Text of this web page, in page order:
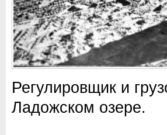
Регулировщик и
Ладожском озере.